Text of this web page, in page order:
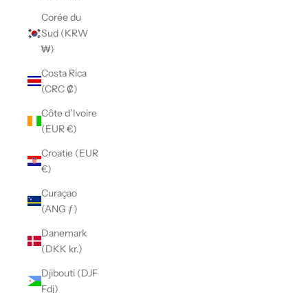
Corée du
Sud (KRW
₩)
Costa Rica
(CRC ₡)
Côte d’Ivoire
(EUR €)
Croatie (EUR
€)
Curaçao
(ANG ƒ)
Danemark
(DKK kr.)
Djibouti (DJF
Fdj)